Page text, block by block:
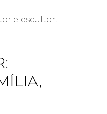
e escultor.